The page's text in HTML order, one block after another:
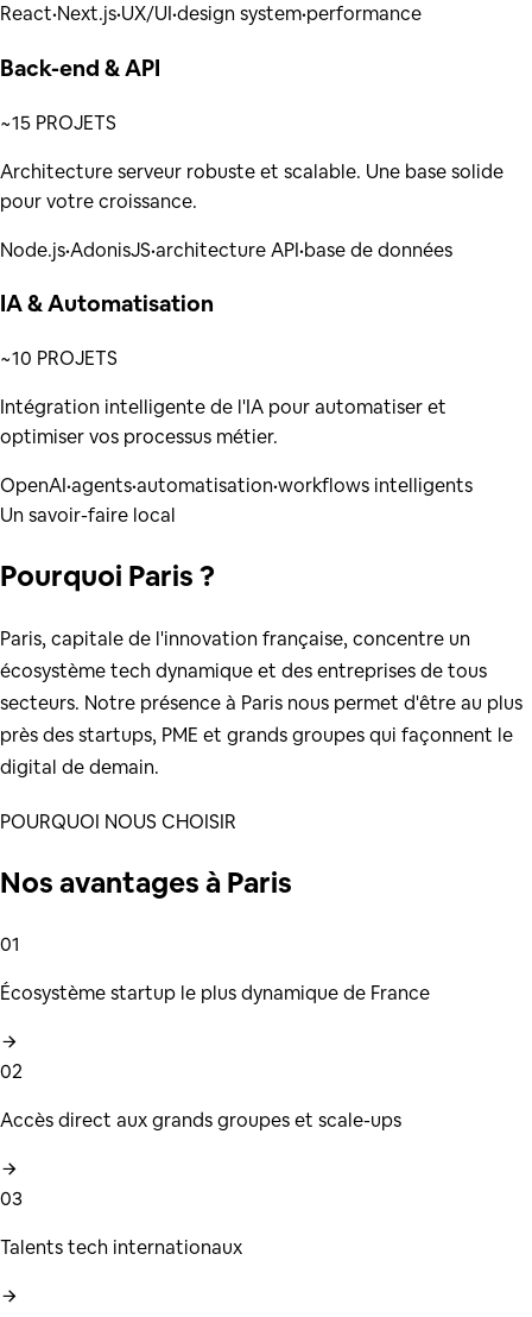
React•Next.js•UX/UI•design system•performance
Back-end & API
~15 PROJETS
Architecture serveur robuste et scalable. Une base solide
pour votre croissance.
Node.js•AdonisJS•architecture API•base de données
IA & Automatisation
~10 PROJETS
Intégration intelligente de l'IA pour automatiser et
optimiser vos processus métier.
OpenAI•agents•automatisation•workflows intelligents
Un savoir-faire local
Pourquoi Paris?
Paris, capitale de l'innovation française, concentre un
écosystème tech dynamique et des entreprises de tous
secteurs. Notre présence à Paris nous permet d'être au plus
près des startups, PME et grands groupes qui façonnent le
digital de demain.
POURQUOI NOUS CHOISIR
Nosavantagesà Paris
01
Écosystème startup le plus dynamique de France
02
Accès direct aux grands groupes et scale-ups
03
Talents tech internationaux